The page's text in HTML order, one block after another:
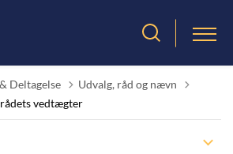
Deltagelse
Udvalg, råd og nævn
vedtægter